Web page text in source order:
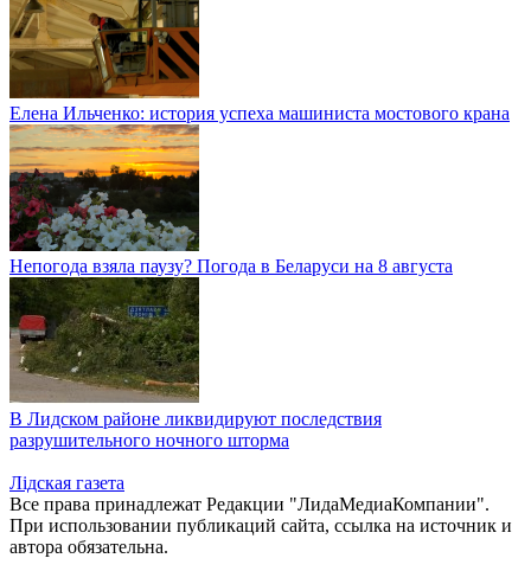
Елена Ильченко: история успеха машиниста мостового крана
Непогода взяла паузу? Погода в Беларуси на 8 августа
В Лидском районе ликвидируют последствия
разрушительного ночного шторма
Лiдская газета
Все права принадлежат Редакции "ЛидаМедиаКомпании".
При использовании публикаций сайта, ссылка на источник и
автора обязательна.